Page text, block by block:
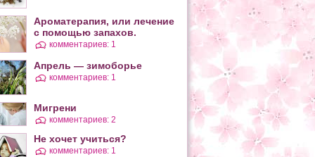
Ароматерапия, или лечение
с помощью запахов.
комментариев: 1
Апрель — зимоборье
комментариев: 1
Мигрени
комментариев: 2
Не хочет учиться?
комментариев: 1